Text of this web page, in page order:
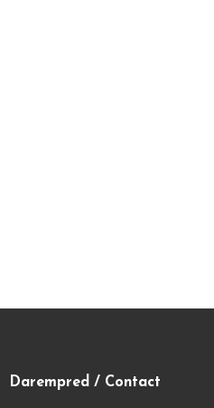
Darempred / Contact